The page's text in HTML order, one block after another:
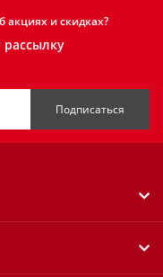
акциях и скидках?
Подписаться